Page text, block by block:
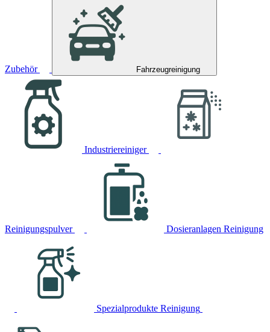
Zubehör Fahrzeugreinigung
Industriereiniger
Reinigungspulver Dosieranlagen Reinigung
Spezialprodukte Reinigung